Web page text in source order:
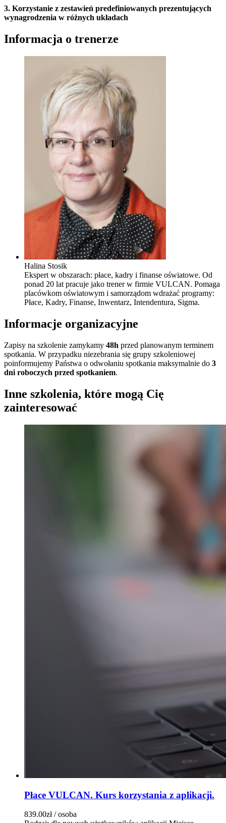
3. Korzystanie z zestawień predefiniowanych prezentujących
wynagrodzenia w różnych układach
Informacja o trenerze
Halina Stosik
Ekspert w obszarach: płace, kadry i finanse oświatowe. Od
ponad 20 lat pracuje jako trener w firmie VULCAN. Pomaga
placówkom oświatowym i samorządom wdrażać programy:
Płace, Kadry, Finanse, Inwentarz, Intendentura, Sigma.
Informacje organizacyjne
Zapisy na szkolenie zamykamy 48h przed planowanym terminem
spotkania. W przypadku niezebrania się grupy szkoleniowej
poinformujemy Państwa o odwołaniu spotkania maksymalnie do 3
dni roboczych przed spotkaniem.
Inne szkolenia, które mogą Cię
zainteresować
Płace VULCAN. Kurs korzystania z aplikacji.
839.00zł / osoba